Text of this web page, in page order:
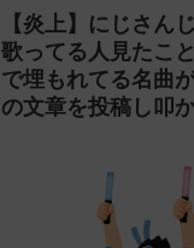
【炎上】にじさん
歌ってる人見たこ
で埋もれてる名曲
の文章を投稿し叩